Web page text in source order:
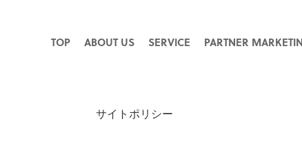
TOP ABOUT US SERVICE PARTNER
サイトポリシー